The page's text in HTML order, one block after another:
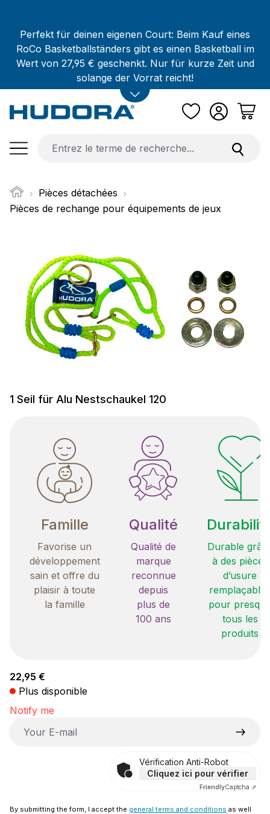
Perfekt für deinen eigenen Court: Beim Kauf eines
RoCo Basketballständers gibt es einen Basketball im
Wert von 27,95 € geschenkt. Nur für kurze Zeit und
solange der Vorrat reicht!
Pièces détachées
Pièces de rechange pour équipements de jeux
1 Seil für Alu Nestschaukel 120
Famille
Favorise un
développement
sain et offre du
plaisir à toute
la famille
Qualité
Qualité de
marque
reconnue
depuis
plus de
100 ans
Durable
à des pièces
d’usure
remplaçables
pour
tous les
produits
Prix régulier :
22,95 €
Plus disponible
Notify me
Vérification Anti-Robot
Cliquez ici pour vérifier
FriendlyCaptcha ⇗
By submitting the form, I accept the general terms and conditions as well